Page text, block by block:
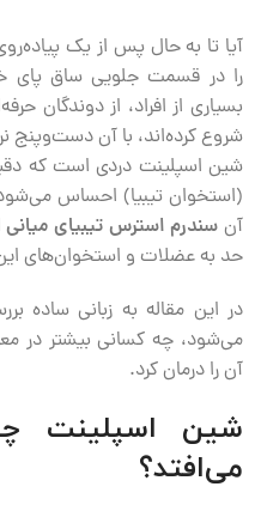
آیا تا به حال پس از یک
را در قسمت جلویی ساق پای
بسیاری از افراد، از دوندگان
شروع کرده‌اند، با آن دست‌وپنج
شین اسپلینت دردی است که
(استخوان تیبیا) احساس
آن سندرم استرس تیبیای میانی
حد به عضلات و استخوان‌های
در این مقاله به زبانی ساده
می‌شود، چه کسانی بیشتر در
آن را درمان کرد.
شین اسپلینت
می‌افتد؟